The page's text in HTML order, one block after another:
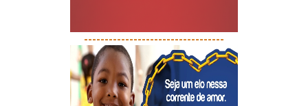
----------------------------------